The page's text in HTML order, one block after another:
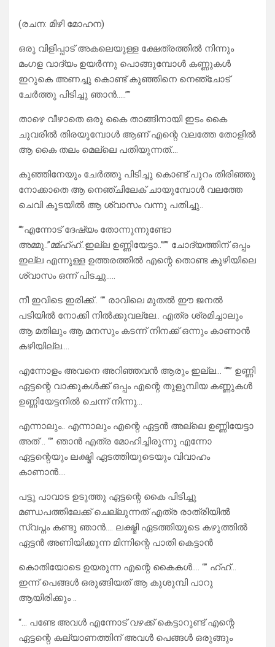
(രചന: മിഴി മോഹന)
ഒരു വിളിപ്പാട് അകലെയുള്ള ക്ഷേത്രത്തിൽ നിന്നും
മംഗള വാദ്യം ഉയർന്നു പൊങ്ങുമ്പോൾ കണ്ണുകൾ
ഇറുകെ അണച്ചു കൊണ്ട് കുഞ്ഞിനെ നെഞ്ചോട്
ചേർത്തു പിടിച്ചു ഞാൻ…..””
താഴെ വീഴാതെ ഒരു കൈ താങ്ങിനായി ഇടം കൈ
ചുവരിൽ തിരയുമ്പോൾ ആണ് എന്റെ വലത്തേ തോളിൽ
ആ കൈ തലം മെല്ലെ പതിയുന്നത്….
കുഞ്ഞിനേയും ചേർത്തു പിടിച്ചു കൊണ്ട് പുറം തിരിഞ്ഞു
നോക്കാതെ ആ നെഞ്ചിലേക് ചായുമ്പോൾ വലത്തേ
ചെവി കൂടയിൽ ആ ശ്വാസം വന്നു പതിച്ചു..
“”എന്നോട് ദേഷ്യം തോന്നുന്നുണ്ടോ
അമ്മു..”മ്മ്ഹ്ഹ്..ഇല്ല ഉണ്ണിയേട്ടാ..””” ചോദ്യത്തിന് ഒപ്പം
ഇല്ല എന്നുള്ള ഉത്തരത്തിൽ എന്റെ തൊണ്ട കുഴിയിലെ
ശ്വാസം ഒന്ന് പിടച്ചു…..
നീ ഇവിടെ ഇരിക്ക്.. “” രാവിലെ മുതൽ ഈ ജനൽ
പടിയിൽ നോക്കി നിൽക്കുവല്ലേ.. എത്ര ശ്രമിച്ചാലും
ആ മതിലും ആ മനസും കടന്ന് നിനക്ക് ഒന്നും കാണാൻ
കഴിയില്ല….
എന്നോളം അവനെ അറിഞ്ഞവൻ ആരും ഇല്ല… “”” ഉണ്ണി
ഏട്ടന്റെ വാക്കുകൾക്ക്‌ ഒപ്പം എന്റെ തുളുമ്പിയ കണ്ണുകൾ
ഉണ്ണിയേട്ടനിൽ ചെന്ന് നിന്നു…
എന്നാലും.. എന്നാലും എന്റെ ഏട്ടൻ അല്ലെ ഉണ്ണിയേട്ടാ
അത് .. “” ഞാൻ എത്ര മോഹിച്ചിരുന്നു എന്നോ
ഏട്ടന്റെയും ലക്ഷ്മി ഏടത്തിയുടെയും വിവാഹം
കാണാൻ….
പട്ടു പാവാട ഉടുത്തു ഏട്ടന്റെ കൈ പിടിച്ചു
മണ്ഡപത്തിലേക്ക് ചെല്ലുന്നത് എത്ര രാത്രിയിൽ
സ്വപ്നം കണ്ടു ഞാൻ…. ലക്ഷ്മി ഏടത്തിയുടെ കഴുത്തിൽ
ഏട്ടൻ അണിയിക്കുന്ന മിന്നിന്റെ പാതി കെട്ടാൻ
കൊതിയോടെ ഉയരുന്ന എന്റെ കൈകൾ…. “” ഹ്ഹ്…
ഇന്ന് പെങ്ങൾ ഒരുങ്ങിയത് ആ കുശുമ്പി പാറു
ആയിരിക്കും ..
“… പണ്ടേ അവൾ എന്നോട് വഴക്ക് കെട്ടാറുണ്ട് എന്റെ
ഏട്ടന്റെ കല്യാണത്തിന് അവൾ പെങ്ങൾ ഒരുങ്ങും